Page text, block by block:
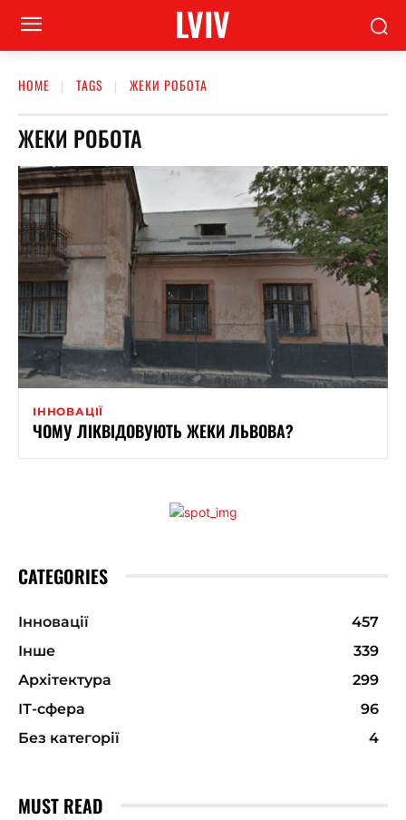
LVIV
HOME TAGS ЖЕКИ РОБОТА
ЖЕКИ РОБОТА
ІННОВАЦІЇ
ЧОМУ ЛІКВІДОВУЮТЬ ЖЕКИ ЛЬВОВА?
CATEGORIES
Інновації
457
Інше
339
Архітектура
299
ІТ-сфера
96
Без категорії
4
MUST READ